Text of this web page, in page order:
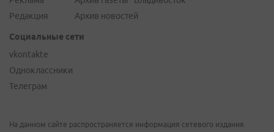
Редакция
Архив новостей
Социальные сети
vkontakte
Одноклассники
Телеграм
На данном сайте распространяется информация сетевого издания